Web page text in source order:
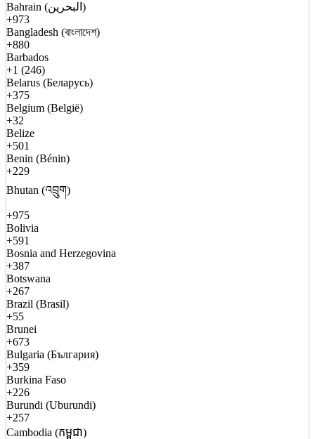
Bahrain (البحرين)
+973
Bangladesh (বাংলাদেশ)
+880
Barbados
+1 (246)
Belarus (Беларусь)
+375
Belgium (België)
+32
Belize
+501
Benin (Bénin)
+229
Bhutan (འབྲུག)
+975
Bolivia
+591
Bosnia and Herzegovina
+387
Botswana
+267
Brazil (Brasil)
+55
Brunei
+673
Bulgaria (България)
+359
Burkina Faso
+226
Burundi (Uburundi)
+257
Cambodia (កម្ពុជា)